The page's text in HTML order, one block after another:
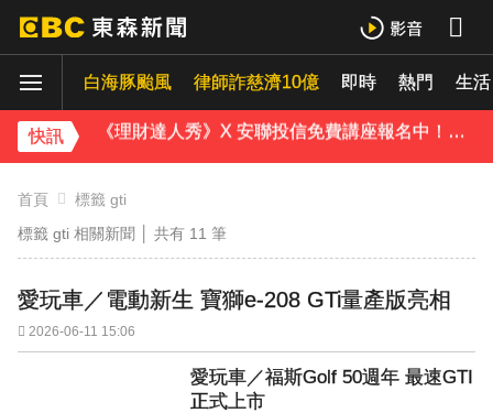
白海豚颱風 律師詐慈濟10億 即時 熱門 生活
快訊
下載東森App，隨時掌握天下大小事！
首頁
標籤 gti
標籤 gti 相關新聞 │ 共有 11 筆
愛玩車／電動新生 寶獅e-208 GTi量產版亮相
2026-06-11 15:06
愛玩車／福斯Golf 50週年 最速GTI
正式上市